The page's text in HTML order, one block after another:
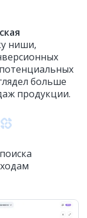
ниши,
больше
продукции.